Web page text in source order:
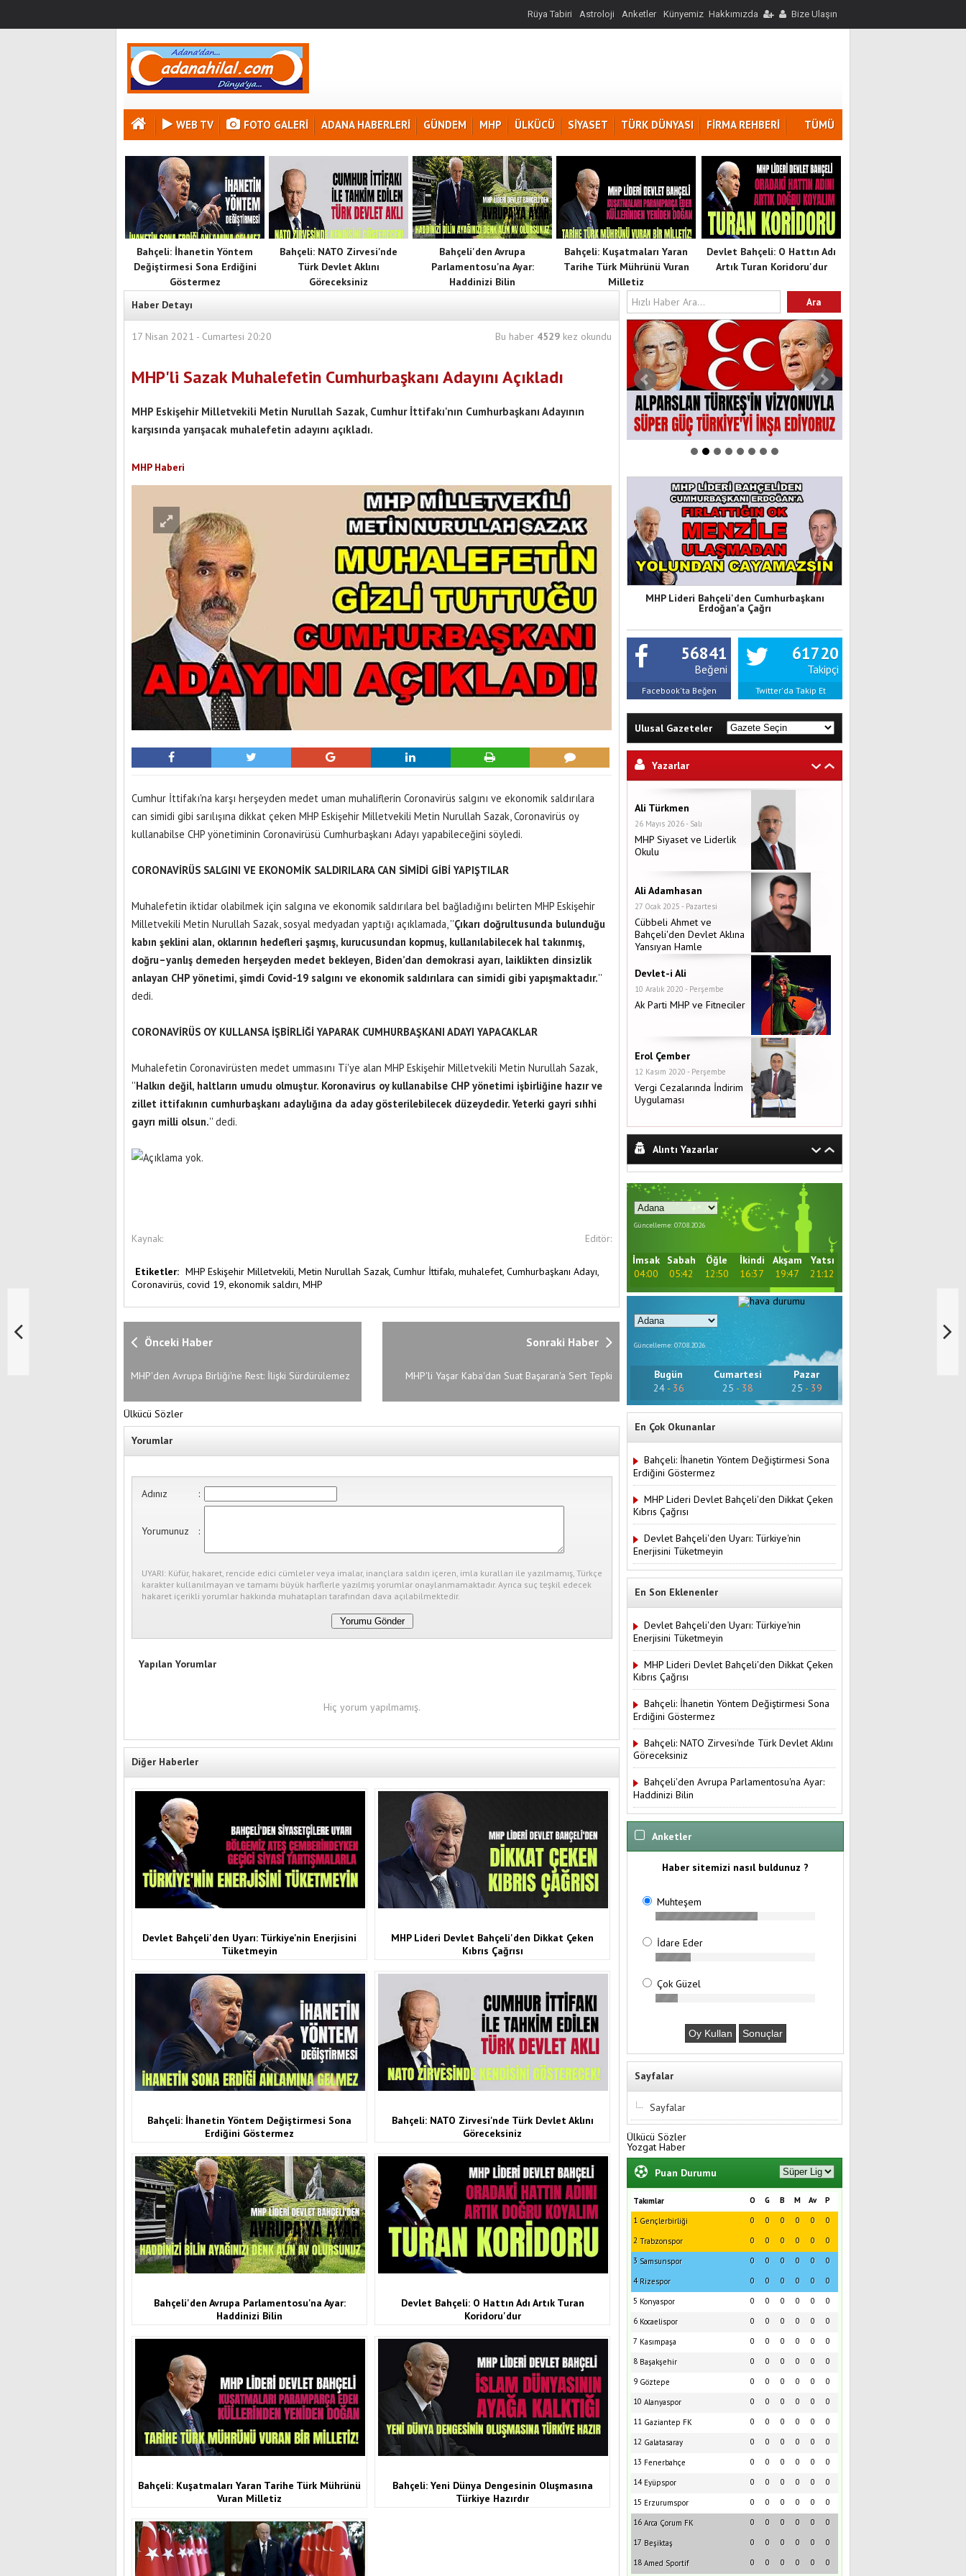
Rüya Tabiri Astroloji Anketler Künyemiz Hakkımızda Bize Ulaşın
WEB TV FOTO GALERI ADANA HABERLERİ GÜNDEM MHP ÜLKÜCÜ SİYASET TÜRK DÜNYASI FİRMA REHBERİ TÜMÜ
Bahçeli: İhanetin Yöntem
Değiştirmesi Sona Erdiğini
Göstermez
Bahçeli: NATO Zirvesi'nde
Türk Devlet Aklını
Göreceksiniz
Bahçeli'den Avrupa
Parlamentosu'na Ayar:
Haddinizi Bilin
Devlet Bahçeli: O Hattın Adı
Artık Turan Koridoru'dur
Bahçeli: Kuşatmaları Yaran
Tarihe Türk Mührünü Vuran
Milletiz
Haber Detayı
17 Nisan 2021 - Cumartesi 20:20 Bu haber 4529 kez okundu
MHP'li Sazak Muhalefetin Cumhurbaşkanı Adayını Açıkladı
MHP Eskişehir Milletvekili Metin Nurullah Sazak, Cumhur İttifakı'nın Cumhurbaşkanı Adayının
karşısında yarışacak muhalefetin adayını açıkladı.
MHP Haberi
Cumhur İttifakı'na karşı herşeyden medet uman muhaliflerin Coronavirüs salgını ve ekonomik saldırılara
can simidi gibi sarılışına dikkat çeken MHP Eskişehir Milletvekili Metin Nurullah Sazak, Coronavirüs oy
kullanabilse CHP yönetiminin Coronavirüsü Cumhurbaşkanı Adayı yapabileceğini söyledi.
CORONAVİRÜS SALGINI VE EKONOMİK SALDIRILARA CAN SİMİDİ GİBİ YAPIŞTILAR
Muhalefetin iktidar olabilmek için salgına ve ekonomik saldırılara bel bağladığını belirten MHP Eskişehir
Milletvekili Metin Nurullah Sazak, sosyal medyadan yaptığı açıklamada, ''Çıkarı doğrultusunda bulunduğu
kabın şeklini alan, oklarının hedefleri şaşmış, kurucusundan kopmuş, kullanılabilecek hal takınmış,
doğru–yanlış demeden herşeyden medet bekleyen, Biden’dan demokrasi ayarı, laiklikten dinsizlik
anlayan CHP yönetimi, şimdi Covid-19 salgını ve ekonomik saldırılara can simidi gibi yapışmaktadır.''
dedi.
CORONAVİRÜS OY KULLANSA İŞBİRLİĞİ YAPARAK CUMHURBAŞKANI ADAYI YAPACAKLAR
Muhalefetin Coronavirüsten medet ummasını Ti'ye alan MHP Eskişehir Milletvekili Metin Nurullah Sazak,
''Halkın değil, haltların umudu olmuştur. Koronavirus oy kullanabilse CHP yönetimi işbirliğine hazır ve
zillet ittifakının cumhurbaşkanı adaylığına da aday gösterilebilecek düzeydedir. Yeterki gayri sıhhi
gayrı milli olsun.'' dedi.
Kaynak: Editör:
Etiketler: MHP Eskişehir Milletvekili, Metin Nurullah Sazak, Cumhur İttifakı, muhalefet, Cumhurbaşkanı Adayı,
Coronavirüs, covid 19, ekonomik saldırı, MHP
Önceki Haber
MHP'den Avrupa Birliği'ne Rest: İlişki Sürdürülemez
Sonraki Haber
MHP'li Yaşar Kaba'dan Suat Başaran'a Sert Tepki
Ülkücü Sözler
Yorumlar
Adınız :
Yorumunuz :
UYARI: Küfür, hakaret, rencide edici cümleler veya imalar, inançlara saldırı içeren, imla kuralları ile yazılmamış, Türkçe
karakter kullanılmayan ve tamamı büyük harflerle yazılmış yorumlar onaylanmamaktadır. Ayrıca suç teşkil edecek
hakaret içerikli yorumlar hakkında muhatapları tarafından dava açılabilmektedir.
Yapılan Yorumlar
Hiç yorum yapılmamış.
Diğer Haberler
Devlet Bahçeli'den Uyarı: Türkiye'nin Enerjisini
Tüketmeyin
MHP Lideri Devlet Bahçeli'den Dikkat Çeken
Kıbrıs Çağrısı
Bahçeli: İhanetin Yöntem Değiştirmesi Sona
Erdiğini Göstermez
Bahçeli: NATO Zirvesi'nde Türk Devlet Aklını
Göreceksiniz
Bahçeli'den Avrupa Parlamentosu'na Ayar:
Haddinizi Bilin
Devlet Bahçeli: O Hattın Adı Artık Turan
Koridoru'dur
Bahçeli: Kuşatmaları Yaran Tarihe Türk Mührünü
Vuran Milletiz
Bahçeli: Yeni Dünya Dengesinin Oluşmasına
Türkiye Hazırdır
MHP Lideri Bahçeli'den Cumhurbaşkanı
Erdoğan'a Çağrı
56841
Beğeni
Facebook'ta Beğen
61720
Takipçi
Twitter'da Takip Et
Ulusal Gazeteler
Yazarlar
Ali Türkmen
26 Mayıs 2026 - Salı
MHP Siyaset ve Liderlik
Okulu
Ali Adamhasan
27 Ocak 2025 - Pazartesi
Cübbeli Ahmet ve
Bahçeli'den Devlet Aklına
Yansıyan Hamle
Devlet-i Ali
10 Aralık 2020 - Perşembe
Ak Parti MHP ve Fitneciler
Erol Çember
12 Kasım 2020 - Perşembe
Vergi Cezalarında İndirim
Uygulaması
Alıntı Yazarlar
Güncelleme: 07.08.2026
İmsak
04:00
Sabah
05:42
Öğle
12:50
İkindi
16:37
Akşam
19:47
Yatsı
21:12
Güncelleme: 07.08.2026
Bugün
24- 36
Cumartesi
25 - 38
Pazar
25 - 39
En Çok Okunanlar
Bahçeli: İhanetin Yöntem Değiştirmesi Sona
Erdiğini Göstermez
MHP Lideri Devlet Bahçeli'den Dikkat Çeken
Kıbrıs Çağrısı
Devlet Bahçeli'den Uyarı: Türkiye'nin
Enerjisini Tüketmeyin
En Son Eklenenler
Devlet Bahçeli'den Uyarı: Türkiye'nin
Enerjisini Tüketmeyin
MHP Lideri Devlet Bahçeli'den Dikkat Çeken
Kıbrıs Çağrısı
Bahçeli: İhanetin Yöntem Değiştirmesi Sona
Erdiğini Göstermez
Bahçeli: NATO Zirvesi'nde Türk Devlet Aklını
Göreceksiniz
Bahçeli'den Avrupa Parlamentosu'na Ayar:
Haddinizi Bilin
Anketler
Haber sitemizi nasıl buldunuz ?
Muhteşem
İdare Eder
Çok Güzel
Sayfalar
Sayfalar
Ülkücü Sözler
Yozgat Haber
Puan Durumu
Takımlar P
Av
M
B
G
O
1 Gençlerbirliği 0
0
0
0
0
0
2 Trabzonspor 0
0
0
0
0
0
3 Samsunspor 0
0
0
0
0
0
4 Rizespor 0
0
0
0
0
0
5 Konyaspor 0
0
0
0
0
0
6 Kocaelispor 0
0
0
0
0
0
7 Kasımpaşa 0
0
0
0
0
0
8 Başakşehir 0
0
0
0
0
0
9 Göztepe 0
0
0
0
0
0
10 Alanyaspor 0
0
0
0
0
0
11 Gaziantep FK 0
0
0
0
0
0
12 Galatasaray 0
0
0
0
0
0
13 Fenerbahçe 0
0
0
0
0
0
14 Eyüpspor 0
0
0
0
0
0
15 Erzurumspor 0
0
0
0
0
0
16 Arca Çorum FK 0
0
0
0
0
0
17 Beşiktaş 0
0
0
0
0
0
18 Amed Sportif 0
0
0
0
0
0